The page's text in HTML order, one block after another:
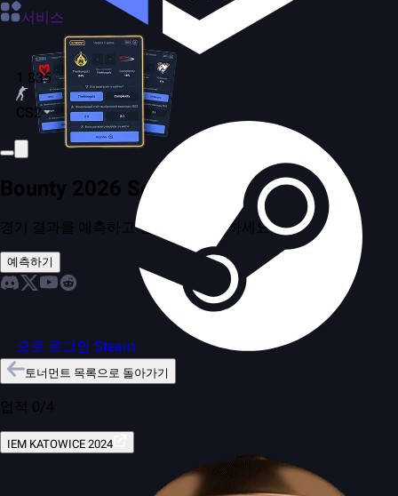
1 835
CS2
으로 로그인 Steam
서비스
Bounty 2026 Season 2
경기 결과를 예측하고 친구들과 경쟁하세요
예측하기
토너먼트 목록으로 돌아가기
업적 0/4
IEM KATOWICE 2024